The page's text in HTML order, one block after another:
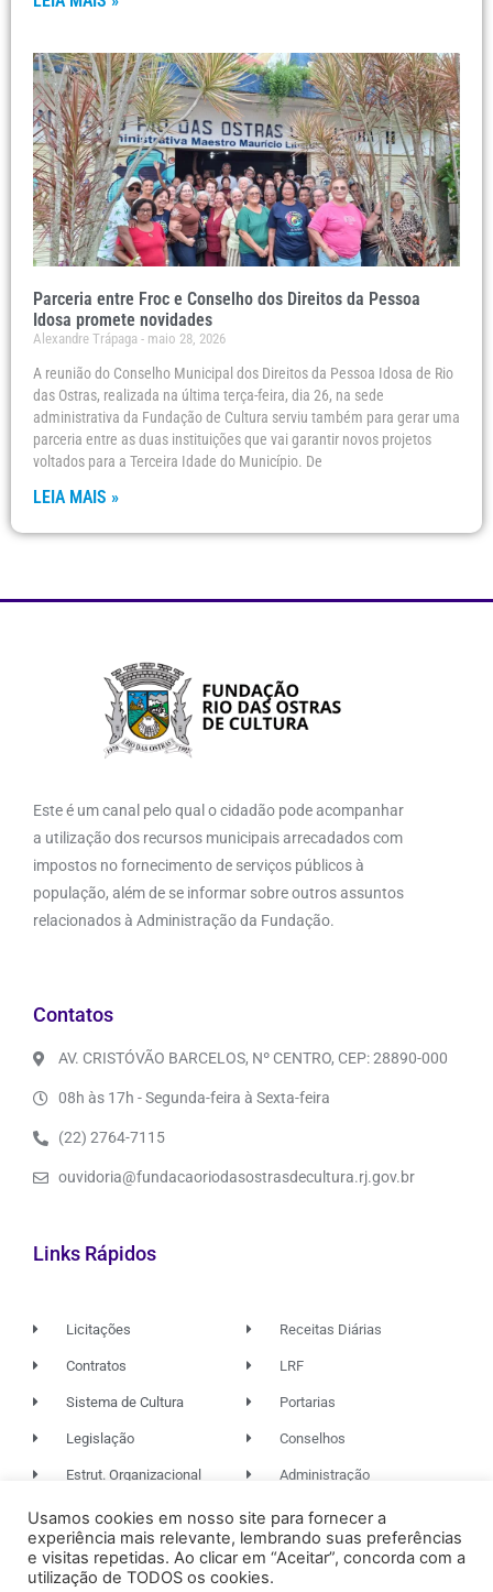
Parceria entre Froc e Conselho dos Direitos da Pessoa
Idosa promete novidades
Alexandre Trápaga maio 28, 2026
A reunião do Conselho Municipal dos Direitos da Pessoa Idosa de Rio
das Ostras, realizada na última terça-feira, dia 26, na sede
administrativa da Fundação de Cultura serviu também para gerar uma
parceria entre as duas instituições que vai garantir novos projetos
voltados para a Terceira Idade do Município. De
LEIA MAIS »
Este é um canal pelo qual o cidadão pode acompanhar
a utilização dos recursos municipais arrecadados com
impostos no fornecimento de serviços públicos à
população, além de se informar sobre outros assuntos
relacionados à Administração da Fundação.
Contatos
AV. CRISTÓVÃO BARCELOS, Nº CENTRO, CEP: 28890-000
08h às 17h - Segunda-feira à Sexta-feira
(22) 2764-7115
ouvidoria@fundacaoriodasostrasdecultura.rj.gov.br
Links Rápidos
Licitações
Contratos
Sistema de Cultura
Legislação
Estrut. Organizacional
Receitas Diárias
LRF
Portarias
Conselhos
Administração
© 2026. TODOS OS DIREITOS RESERVADOS.
Usamos cookies em nosso site para fornecer a
experiência mais relevante, lembrando suas preferências
e visitas repetidas. Ao clicar em “Aceitar”, concorda com a
utilização de TODOS os cookies.